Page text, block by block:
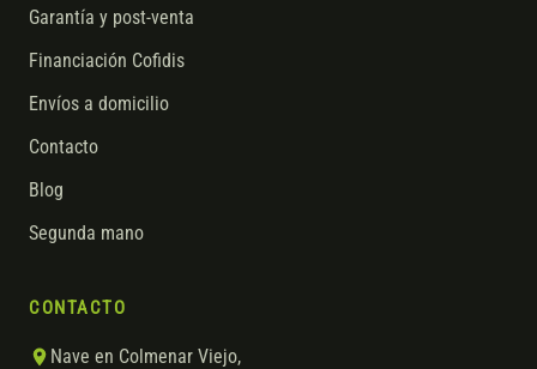
Garantía y post-venta
Financiación Cofidis
Envíos a domicilio
Contacto
Blog
Segunda mano
CONTACTO
Nave en Colmenar Viejo,